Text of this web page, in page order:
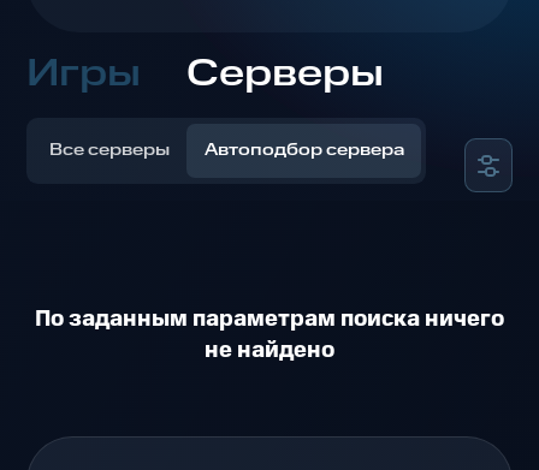
Игры Серверы
Все серверы Автоподбор сервера
По заданным параметрам поиска ничего
не найдено